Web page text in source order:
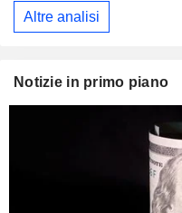
Altre analisi
Notizie in primo piano